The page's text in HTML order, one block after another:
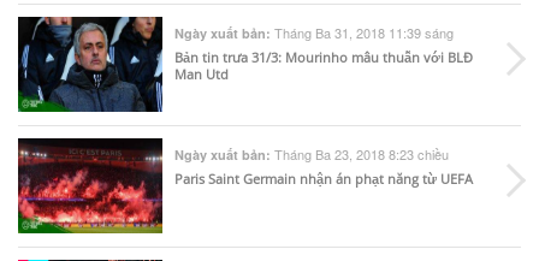
Ngày xuất bản: Tháng Ba 31, 2018 11:39 sáng
Bản tin trưa 31/3: Mourinho mâu thuẫn với BLĐ
Man Utd
Ngày xuất bản: Tháng Ba 23, 2018 8:23 chiều
Paris Saint Germain nhận án phạt năng từ UEFA